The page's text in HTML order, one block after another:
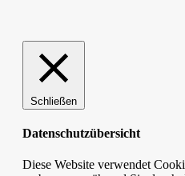
Schließen
Datenschutzübersicht
Diese Website verwendet